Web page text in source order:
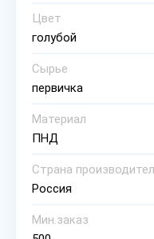
Цвет
голубой
Сырье
первичка
Материал
ПНД
Страна
Россия
Мин.заказ